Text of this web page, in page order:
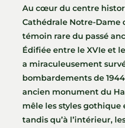
Au cœur du centre
Cathédrale Notre-Dame
témoin rare du passé
Édifiée entre le XVIe et
a miraculeusement
bombardements de
ancien monument du
mêle les styles gothique
tandis qu’à l’intérieur,